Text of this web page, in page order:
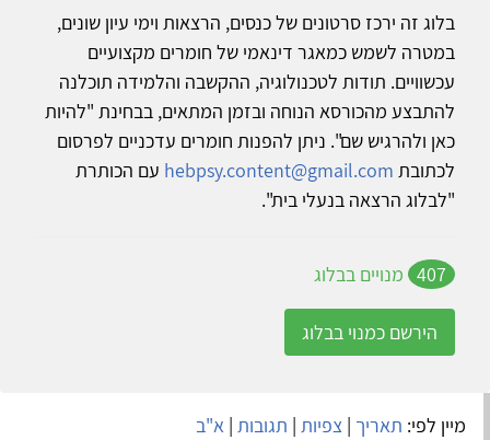
בלוג זה ירכז סרטונים של כנסים, הרצאות וימי עיון שונים,
במטרה לשמש כמאגר דינאמי של חומרים מקצועיים
עכשוויים. תודות לטכנולוגיה, ההקשבה והלמידה תוכלנה
להתבצע מהכורסא הנוחה ובזמן המתאים, בבחינת "להיות
כאן ולהרגיש שם". ניתן להפנות חומרים עדכניים לפרסום
לכתובת hebpsy.content@gmail.com עם הכותרת
"לבלוג הרצאה בנעלי בית".
407 מנויים בבלוג
הירשם כמנוי בבלוג
מיין לפי: תאריך | צפיות | תגובות | א"ב